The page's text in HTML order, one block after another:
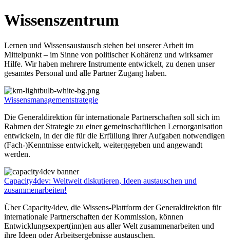
Wissenszentrum
Lernen und Wissensaustausch stehen bei unserer Arbeit im
Mittelpunkt – im Sinne von politischer Kohärenz und wirksamer
Hilfe. Wir haben mehrere Instrumente entwickelt, zu denen unser
gesamtes Personal und alle Partner Zugang haben.
Wissensmanagementstrategie
Die Generaldirektion für internationale Partnerschaften soll sich im
Rahmen der Strategie zu einer gemeinschaftlichen Lernorganisation
entwickeln, in der die für die Erfüllung ihrer Aufgaben notwendigen
(Fach-)Kenntnisse entwickelt, weitergegeben und angewandt
werden.
Capacity4dev: Weltweit diskutieren, Ideen austauschen und
zusammenarbeiten!
Über Capacity4dev, die Wissens-Plattform der Generaldirektion für
internationale Partnerschaften der Kommission, können
Entwicklungsexpert(inn)en aus aller Welt zusammenarbeiten und
ihre Ideen oder Arbeitsergebnisse austauschen.